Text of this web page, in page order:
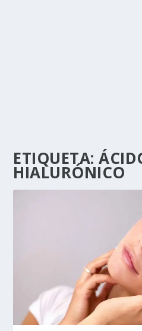
ETIQUETA:
HIALURÓNICO